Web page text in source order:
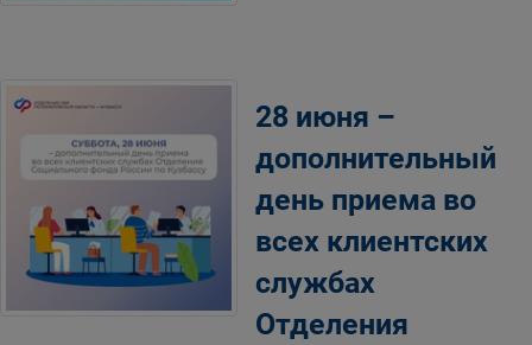
28 июня –
дополнительный
день приема во
всех клиентских
службах
Отделения